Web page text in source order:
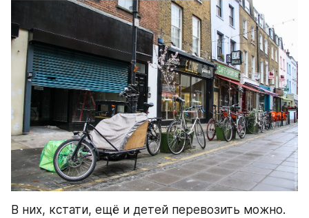
В них, кстати, ещё и детей перевозить можно.